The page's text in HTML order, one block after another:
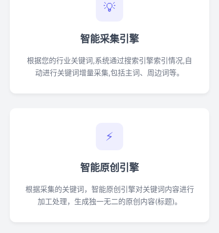
💡
智能采集引擎
根据您的行业关键词,系统通过搜索引擎索引情况,自
动进行关键词增量采集,包括主词、周边词等。
⚡
智能原创引擎
根据采集的关键词，智能原创引擎对关键词内容进行
加工处理，生成独一无二的原创内容(标题)。